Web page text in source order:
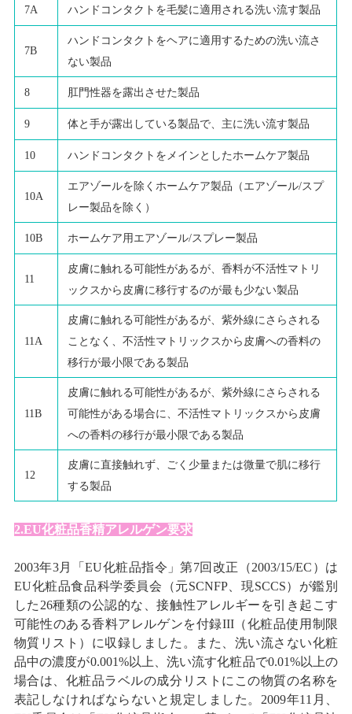
7A ハンドコンタクトを毛髪に適用される洗い流す製品
7B
ハンドコンタクトをヘアに適用するための洗い流さ
ない製品
8 肛門性器を露出させた製品
9 体と手が露出している製品で、主に洗い流す製品
10 ハンドコンタクトをメインとしたホームケア製品
10A
エアゾールを除くホームケア製品（エアゾール/スプ
レー製品を除く）
10B ホームケア用エアゾール/スプレー製品
11
皮膚に触れる可能性があるが、香料が不活性マトリ
ックスから皮膚に移行するのが最も少ない製品
11A
皮膚に触れる可能性があるが、紫外線にさらされる
ことなく、不活性マトリックスから皮膚への香料の
移行が最小限である製品
11B
皮膚に触れる可能性があるが、紫外線にさらされる
可能性がある場合に、不活性マトリックスから皮膚
への香料の移行が最小限である製品
12
皮膚に直接触れず、ごく少量または微量で肌に移行
する製品
2.EU化粧品香精アレルゲン要求
2003年3月「EU化粧品指令」第7回改正（2003/15/EC）は
EU化粧品食品科学委員会（元SCNFP、現SCCS）が鑑別
した26種類の公認的な、接触性アレルギーを引き起こす
可能性のある香料アレルゲンを付録III（化粧品使用制限
物質リスト）に収録しました。また、洗い流さない化粧
品中の濃度が0.001%以上、洗い流す化粧品で0.01%以上の
場合は、化粧品ラベルの成分リストにこの物質の名称を
表記しなければならないと規定しました。2009年11月、